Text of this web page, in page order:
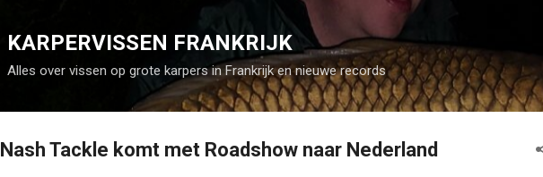
Doorgaan naar hoofdcontent
KARPERVISSEN FRANKRIJK
Alles over vissen op grote karpers in Frankrijk en nieuwe records
Nash Tackle komt met Roadshow naar Nederland